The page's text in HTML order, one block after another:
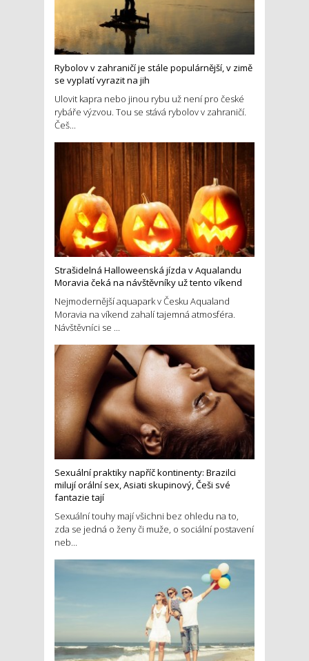
Rybolov v zahraničí je stále populárnější, v zimě
se vyplatí vyrazit na jih
Ulovit kapra nebo jinou rybu už není pro české
rybáře výzvou. Tou se stává rybolov v zahraničí.
Češ...
Strašidelná Halloweenská jízda v Aqualandu
Moravia čeká na návštěvníky už tento víkend
Nejmodernější aquapark v Česku Aqualand
Moravia na víkend zahalí tajemná atmosféra.
Návštěvníci se ...
Sexuální praktiky napříč kontinenty: Brazilci
milují orální sex, Asiati skupinový, Češi své
fantazie tají
Sexuální touhy mají všichni bez ohledu na to,
zda se jedná o ženy či muže, o sociální postavení
neb...